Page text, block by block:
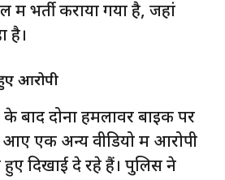
भर्ती कराया गया है, जहां
है।
आरोपी
बाद दोनों हमलावर बाइक पर
आए एक अन्य वीडियो में आरोपी
दिखाई दे रहे हैं। पुलिस ने